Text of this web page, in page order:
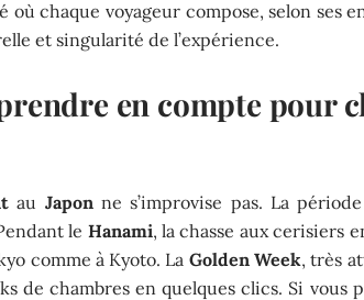
où chaque voyageur compose, selon ses
et singularité de l’expérience.
en compte pour
au Japonne s’improvise pas. La
le Hanami, la chasse aux cerisiers
comme à Kyoto. La Golden Week, très
de chambres en quelques clics. Si vous